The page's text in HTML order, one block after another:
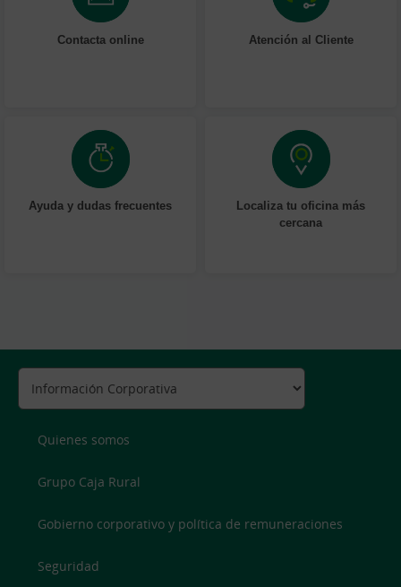
Contacta online Atención al Cliente
Ayuda y dudas frecuentes
Localiza tu oficina más
cercana
Quienes somos
Grupo Caja Rural
Gobierno corporativo y política de remuneraciones
Seguridad